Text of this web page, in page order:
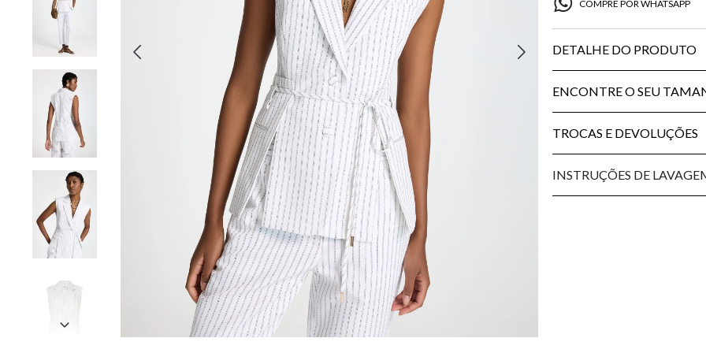
COMPRE POR WHATSAPP
DETALHE DO PRODUTO
ENCONTRE O SEU
TROCAS E DEVOLUÇÕES
INSTRUÇÕES DE